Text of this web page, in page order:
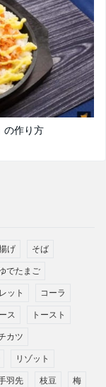
の作り方
げ そば
でたまご
ット コーラ
ス トースト
カツ
リゾット
羽先 枝豆 梅